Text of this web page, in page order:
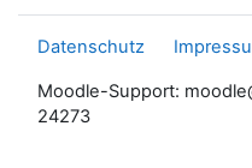
Datenschutz
Moodle-Support:
24273